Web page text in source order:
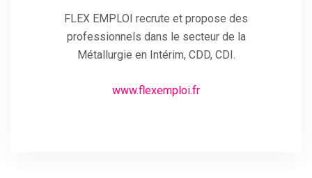
FLEX EMPLOI recrute et propose des
professionnels dans le secteur de la
Métallurgie en Intérim, CDD, CDI.
www.flexemploi.fr